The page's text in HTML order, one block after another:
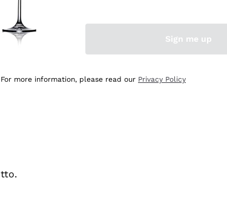
e lo consiglio! 👍
Sign me up
For more information, please read our Privacy Policy